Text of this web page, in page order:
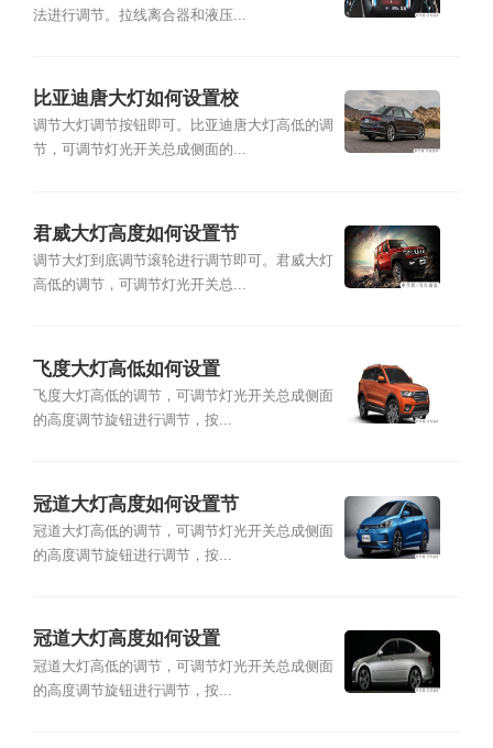
法进行调节。拉线离合器和液压...
比亚迪唐大灯如何设置校
调节大灯调节按钮即可。比亚迪唐大灯高低的调
节，可调节灯光开关总成侧面的...
君威大灯高度如何设置节
调节大灯到底调节滚轮进行调节即可。君威大灯
高低的调节，可调节灯光开关总...
飞度大灯高低如何设置
飞度大灯高低的调节，可调节灯光开关总成侧面
的高度调节旋钮进行调节，按...
冠道大灯高度如何设置节
冠道大灯高低的调节，可调节灯光开关总成侧面
的高度调节旋钮进行调节，按...
冠道大灯高度如何设置
冠道大灯高低的调节，可调节灯光开关总成侧面
的高度调节旋钮进行调节，按...